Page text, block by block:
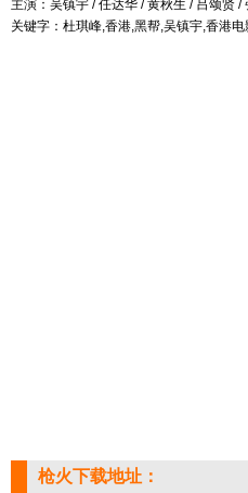
主演：吴镇宇 / 任达华 / 黄秋生 / 吕颂贤
关键字：杜琪峰,香港,黑帮,吴镇宇,香港
枪火下载地址：